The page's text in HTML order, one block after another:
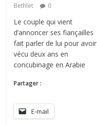
Bethlet
0
Le couple qui vient
d’annoncer ses fiançailles
fait parler de lui pour avoir
vécu deux ans en
concubinage en Arabie
Partager :
E-mail